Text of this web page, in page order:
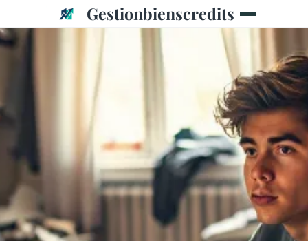
Gestionbienscredits